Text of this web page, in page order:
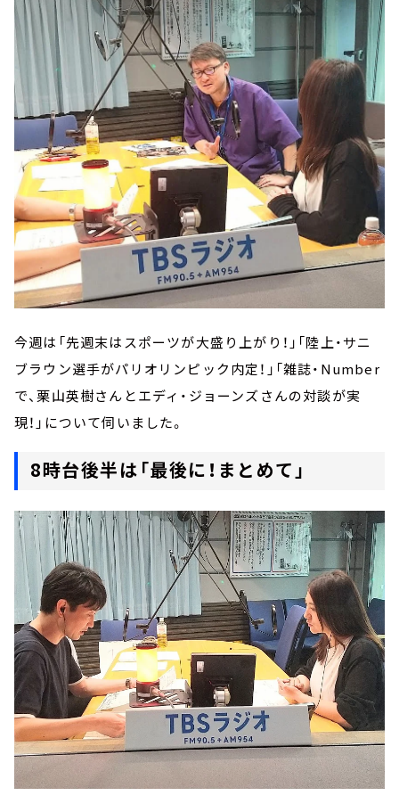
今週は「先週末はスポーツが大盛り上がり！」「陸上・サニ
ブラウン選手がパリオリンピック内定！」「雑誌・Number
で、栗山英樹さんとエディ・ジョーンズさんの対談が実
現！」について伺いました。
8時台後半は「最後に！まとめて」